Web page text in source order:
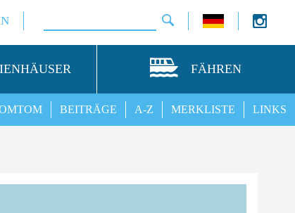
FÄHREN
LINKS
MERKLISTE
A-Z
BEITRÄGE